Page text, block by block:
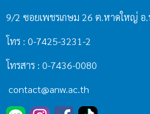
9/2 ซอยเพชรเกษม 26 ต.หาดใหญ่ อ
โทร : 0-7425-3231-2
โทรสาร : 0-7436-0080
contact@anw.ac.th